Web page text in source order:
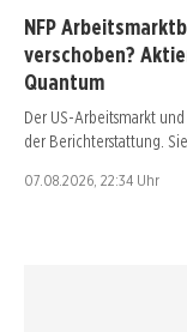
NFP
verschoben?
Quantum
Der US-Arbeitsmarkt
der Berichterstattung.
07.08.2026, 22:34 Uhr